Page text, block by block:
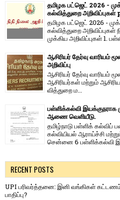
தமிழக பட்ஜெட் 2026 -
கல்வித்துறை அறிவிப்புகள்
தமிழக பட்ஜெட் 2026 -
கல்வித்துறை அறிவிப்புகள்
முக்கிய அறிவிப்புகள் 1.
ஆசிரியர் தேர்வு வாரியம்
அறிவிப்பு
ஆசிரியர் தேர்வு வாரி​யம்
ஆசிரியர்​கள் மற்​றும்
வித்​துறை ம...
பள்ளிக்கல்வி இயக்குநராக
ஆணை வெளியீடு.
தமிழ்நாடு பள்ளிக் கல்விப்
கல்வியியல் ஆராய்ச்சி
சென்னை 6 பள்ளிக்கல்வி
RECENT POSTS
UPI பரிவர்த்தனை: இனி வங்கிகள் கட்டணம்
பாதிப்பு?